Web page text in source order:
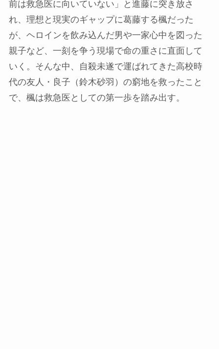
前は救急医に向いていない」と進藤に突き放さ
れ、理想と現実のギャップに葛藤する楓だった
が、ヘロインを飲み込んだ男や一家心中を図った
親子など、一刻を争う現場で命の重さに直面して
いく。そんな中、自殺未遂で運ばれてきた高校時
代の友人・良子（鈴木砂羽）の窮地を救ったこと
で、楓は救急医としての第一歩を踏み出す。